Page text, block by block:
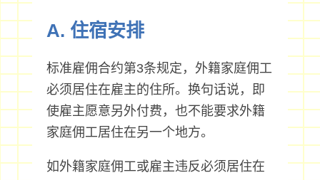
A. 住宿安排
标准雇佣合约第3条规定，外籍家庭佣工
必须居住在雇主的住所。换句话说，即
使雇主愿意另外付费，也不能要求外籍
家庭佣工居住在另一个地方。
如外籍家庭佣工或雇主违反必须居住在